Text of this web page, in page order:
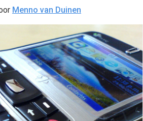
Menno van Duinen